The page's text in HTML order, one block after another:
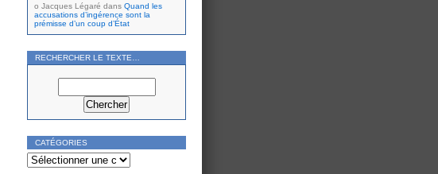
Jacques Légaré dans Quand les
accusations d’ingérence sont la
prémisse d’un coup d’État
RECHERCHER LE TEXTE…
CATÉGORIES
Catégories